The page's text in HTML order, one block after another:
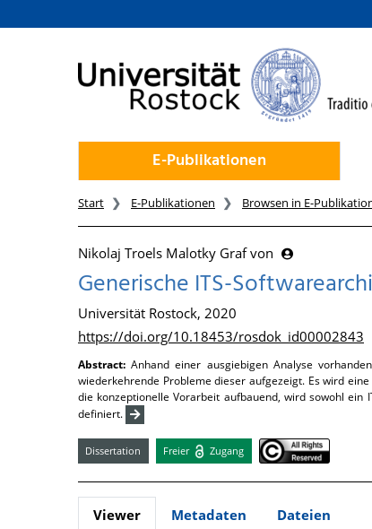
zum Inhalt
E-Publikationen
Start E-Publikationen Browsen in E-
Nikolaj Troels Malotky Graf von
Generische ITS-
Universität Rostock, 2020
https://doi.org/10.18453/rosdok_id00002843
Abstract:Anhand einer ausgiebigen Analyse
wiederkehrende Probleme dieser aufgezeigt. Es wird
die konzeptionelle Vorarbeit aufbauend, wird sowohl ein
definiert.
Dissertation Freier Zugang
Viewer Metadaten Dateien